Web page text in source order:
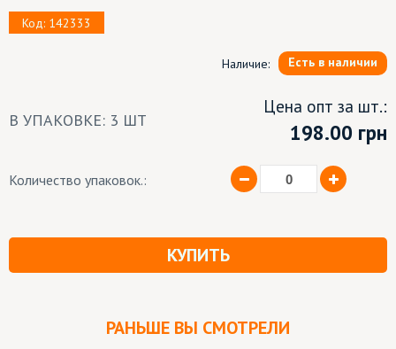
Код: 142333
Наличие: Есть в наличии
В УПАКОВКЕ: 3 ШТ
Цена опт за шт.:
198.00 грн
Количество упаковок.:
КУПИТЬ
РАНЬШЕ ВЫ СМОТРЕЛИ